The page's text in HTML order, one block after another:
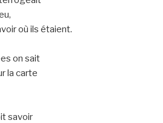
où ils étaient.
on sait
la carte
savoir